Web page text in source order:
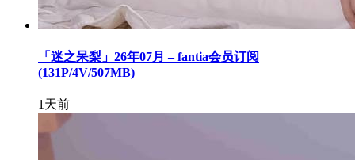
「迷之呆梨」26年07月 – fantia会员订阅
(131P/4V/507MB)
1天前